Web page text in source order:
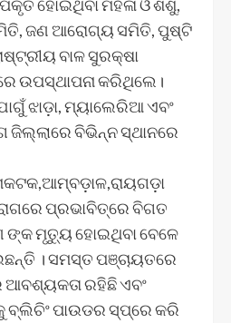
ହୋଇଥିବା ମହିଳା ଓ ଶିଶୁ,
ଜଣ ଆରୋଗ୍ୟ ସମିତି, ପୁଷ୍ଟି
ବାଳ ସୁରକ୍ଷା
ଉପସ୍ଥାପନା କରିଥିଲେ।
ଝାଡ଼ା, ମ୍ୟାଲେରିଆ ଏବଂ
ବିଭିନ୍ନ ସ୍ଥାନରେ
ପ୍ରଭାବିତ୍ରେ ବିଗତ
ଙ୍କ ମୃତ୍ୟୁ ହୋଇଥିବା ବେଳେ
। ସମସ୍ତ ପଞ୍ଚାୟତରେ
ଆବଶ୍ୟକତା ରହିଛି ଏବଂ
ବ୍ଲିଚିଂ ପାଉଡର ସ୍ପ୍ରେ କରି